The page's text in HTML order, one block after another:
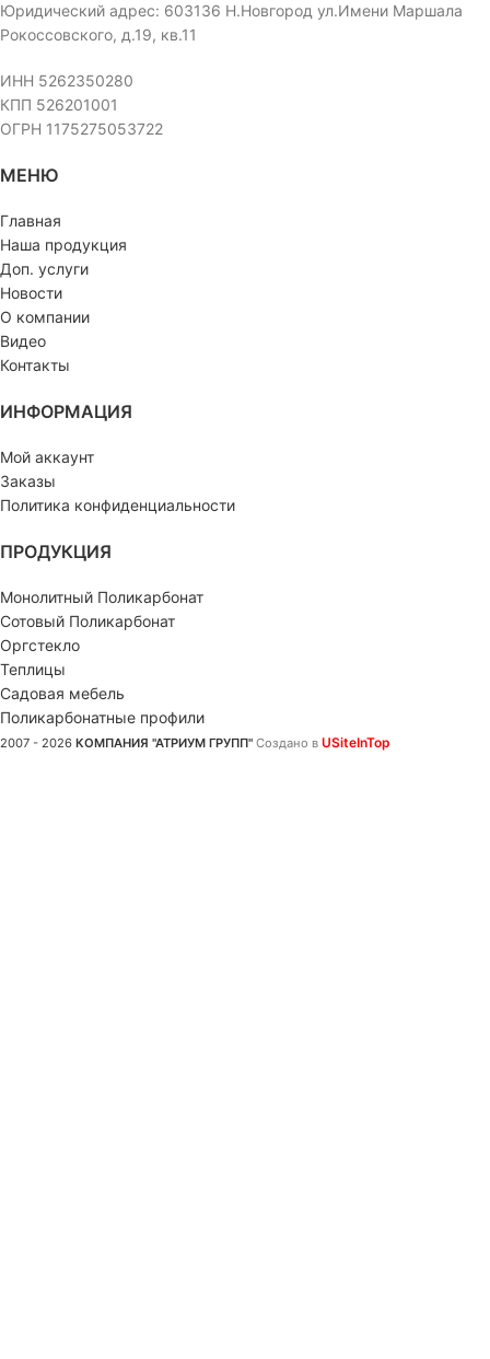
Юридический адрес: 603136 Н.Новгород ул.Имени Маршала
Рокоссовского, д.19, кв.11
ИНН 5262350280
КПП 526201001
ОГРН 1175275053722
МЕНЮ
Главная
Наша продукция
Доп. услуги
Новости
О компании
Видео
Контакты
ИНФОРМАЦИЯ
Мой аккаунт
Заказы
Политика конфиденциальности
ПРОДУКЦИЯ
Монолитный Поликарбонат
Сотовый Поликарбонат
Оргстекло
Теплицы
Садовая мебель
Поликарбонатные профили
2007 - 2026 КОМПАНИЯ "АТРИУМ ГРУПП" Создано в USiteInTop